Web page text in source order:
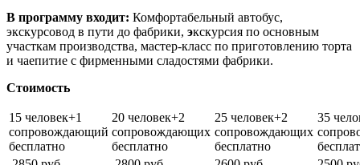
В программу входит: Комфортабельный автобус,
экскурсовод в пути до фабрики, экскурсия по основным
участкам производства, мастер-класс по приготовлению торта
и чаепитие с фирменными сладостями фабрики.
Стоимость
15 человек+1
сопровождающий
бесплатно
20 человек+2
сопровождающих
бесплатно
25 человек+2
сопровождающих
бесплатно
35